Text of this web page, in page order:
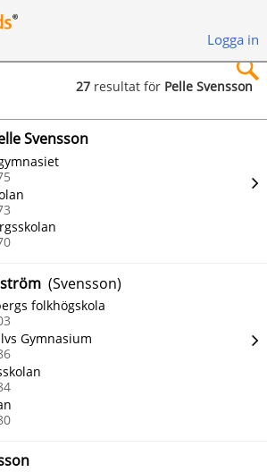
Logga in
27 resultat för Pelle Svensson
Svensson
(Svensson)
folkhögskola
Gymnasium